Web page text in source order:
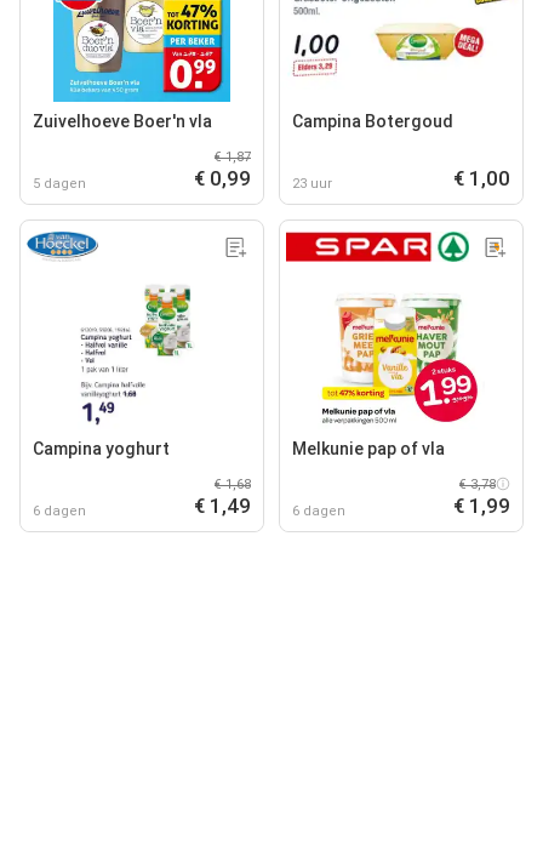
Zuivelhoeve Boer'n vla
5 dagen
€ 1,87
€ 0,99
Campina Botergoud
23 uur € 1,00
Campina yoghurt
6 dagen
€ 1,68
€ 1,49
Melkunie pap of vla
6 dagen
€ 3,78
€ 1,99